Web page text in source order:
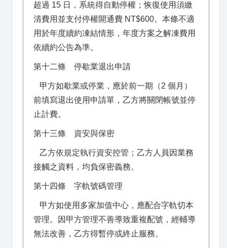
超過 15 日，系統得自動停權；恢復使用須繳
清費用並支付停權開通費 NT$600。本條不適
用於年度續約凍結情形，年度方案之解凍費用
依續約公告為準。
第十二條 停歇業退出申請
甲方如歇業或停業，應於前一期（2 個月）
前填寫退出使用申請單，乙方將關閉帳號並停
止計費。
第十三條 資安與保密
乙方依規定執行資安控管；乙方人員因業務
接觸之資料，均負保密義務。
第十四條 字軌號碼管理
甲方如使用多家加值中心，應配合字軌切本
管理。因甲方管理不善導致重複配號，經輔導
無法改善，乙方得暫停或終止服務。